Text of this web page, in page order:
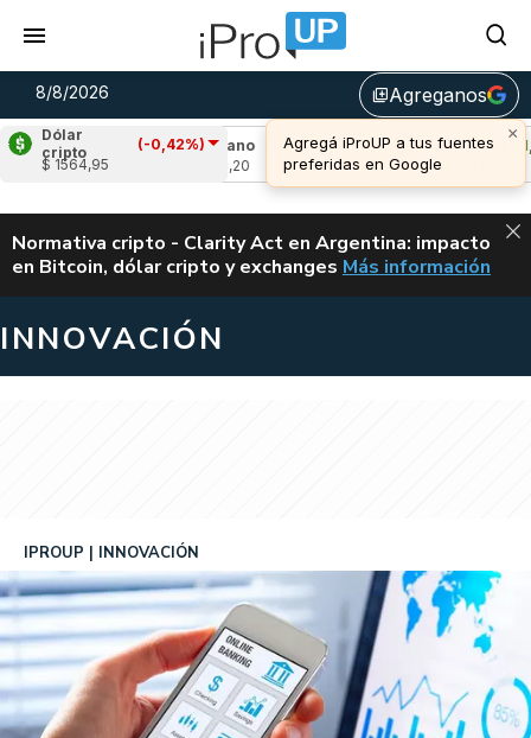
8/8/2026 library_addAgreganos
×
Agregá iProUP a tus fuentes
preferidas en Google
Dólar
cripto
(-0,42%)
$ 1564,95
Cardano (1,03%)
Avalanche (1,76%)
u$s 6,54
ALERTA
Normativa cripto - Clarity Act en Argentina: impacto
en Bitcoin, dólar cripto y exchanges CLARITY ACT EN
Más información
INNOVACIÓN
IPROUP INNOVACIÓN